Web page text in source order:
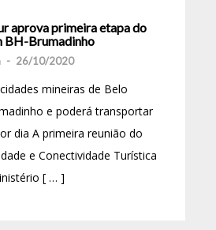
aprova primeira etapa do
BH-Brumadinho
- 26/10/2020
mineiras de Belo
e poderá transportar
dia A primeira reunião do
e Conectividade Turística
[ … ]